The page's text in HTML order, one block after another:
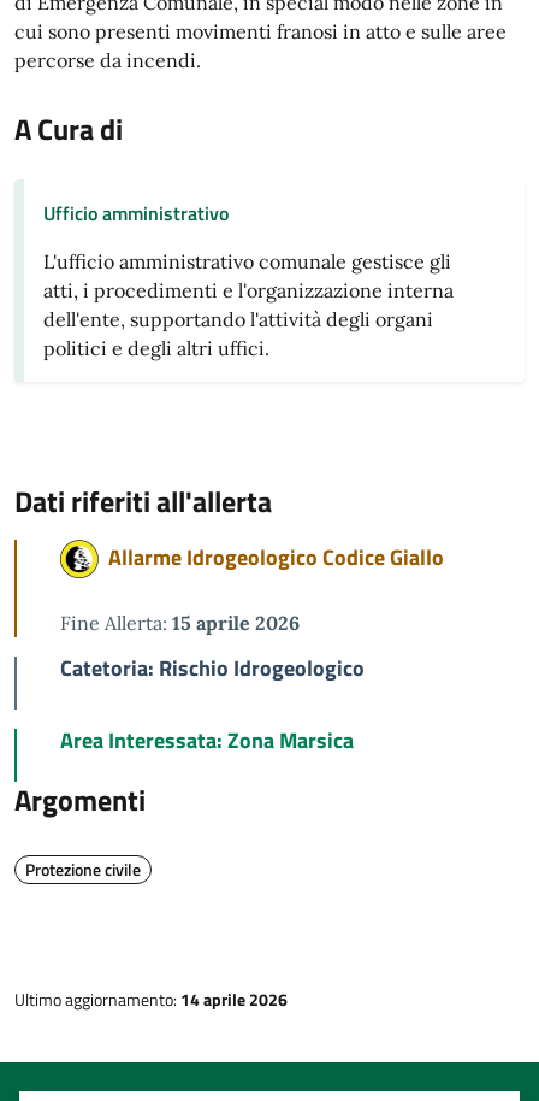
cui sono presenti movimenti franosi in atto e sulle aree
percorse da incendi.
A Cura di
Ufficio amministrativo
L'ufficio amministrativo comunale gestisce gli
atti, i procedimenti e l'organizzazione interna
dell'ente, supportando l'attività degli organi
politici e degli altri uffici.
Dati riferiti all'allerta
Allarme Idrogeologico Codice Giallo
Fine Allerta: 15 aprile 2026
Catetoria: Rischio Idrogeologico
Area Interessata: Zona Marsica
Argomenti
Protezione civile
Ultimo aggiornamento: 14 aprile 2026